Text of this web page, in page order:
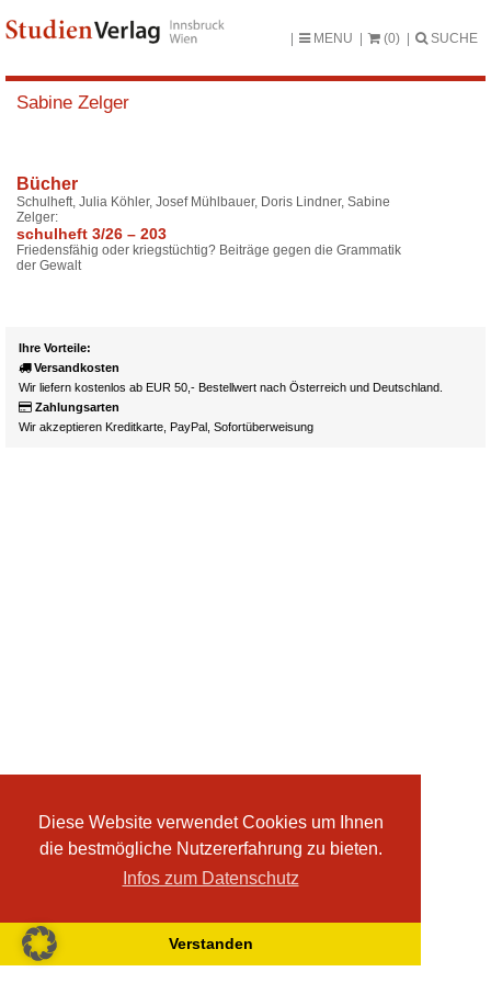
Diese Website verwendet Cookies um Ihnen
die bestmögliche Nutzererfahrung zu bieten.
Infos zum Datenschutz
Verstanden
MENU (0) SUCHE
Sabine Zelger
Bücher
Schulheft, Julia Köhler, Josef Mühlbauer, Doris Lindner, Sabine
Zelger:
schulheft 3/26 – 203
Friedensfähig oder kriegstüchtig? Beiträge gegen die Grammatik
der Gewalt
Ihre Vorteile:
Versandkosten
Wir liefern kostenlos ab EUR 50,- Bestellwert nach Österreich und Deutschland.
Zahlungsarten
Wir akzeptieren Kreditkarte, PayPal, Sofortüberweisung